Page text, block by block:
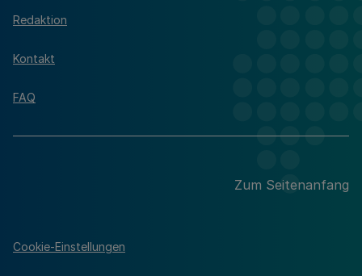
Redaktion
Kontakt
FAQ
Zum Seitenanfang
Cookie-Einstellungen